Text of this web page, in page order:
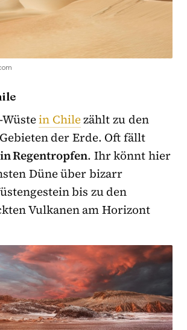
Wüstein Chilezählt zu den
der Erde. Oft fällt
Regentropfen. Ihr könnt hier
Düne über bizarr
bis zu den
Vulkanen am Horizont